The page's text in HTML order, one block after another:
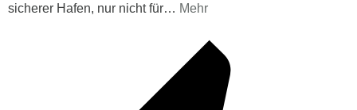
sicherer Hafen, nur nicht für… Mehr